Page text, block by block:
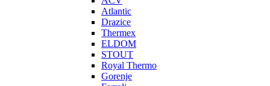
Atlantic
Drazice
Thermex
ELDOM
STOUT
Royal Thermo
Gorenje